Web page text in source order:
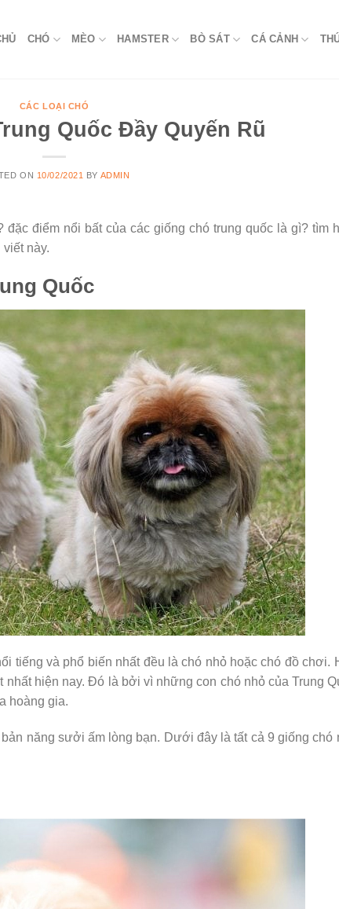
CHÓ MÈO HAMSTER BÒ SÁT CÁ CẢNH
CÁC LOẠI CHÓ
Quốc Đầy Quyến Rũ
ON 10/02/2021 BY ADMIN
điểm nổi bất của các giống chó trung quốc là gì? tìm
này.
Quốc
tiếng và phổ biến nhất đều là chó nhỏ hoặc chó đồ chơi.
nhất hiện nay. Đó là bởi vì những con chó nhỏ của Trung
hoàng gia.
năng sưởi ấm lòng bạn. Dưới đây là tất cả 9 giống chó